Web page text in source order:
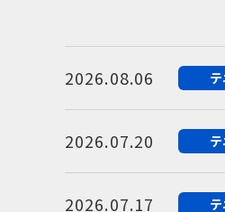
2026.08.06
2026.07.20
2026.07.17